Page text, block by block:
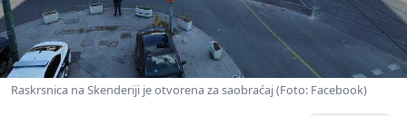
Raskrsnica na Skenderiji je otvorena za saobraćaj (Foto: Facebook)